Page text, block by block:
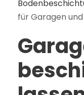
für Garagen